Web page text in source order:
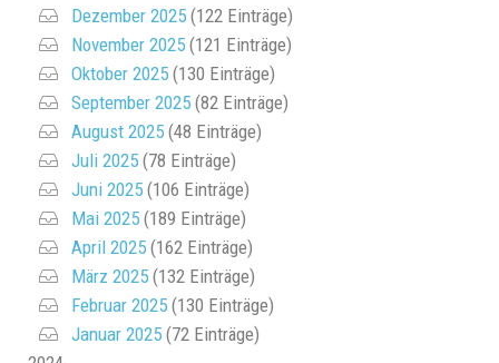
Dezember 2025 (122 Einträge)
November 2025 (121 Einträge)
Oktober 2025 (130 Einträge)
September 2025 (82 Einträge)
August 2025 (48 Einträge)
Juli 2025 (78 Einträge)
Juni 2025 (106 Einträge)
Mai 2025 (189 Einträge)
April 2025 (162 Einträge)
März 2025 (132 Einträge)
Februar 2025 (130 Einträge)
Januar 2025 (72 Einträge)